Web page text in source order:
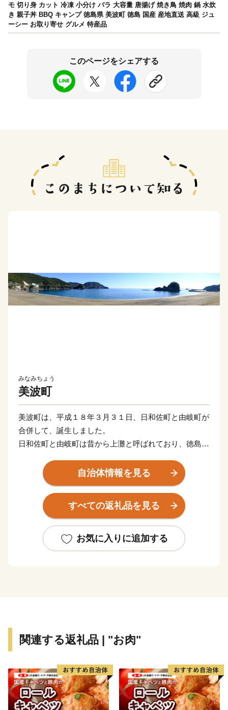
モ 切り身 カット 冷凍 小分け バラ 大容量 唐揚げ 焼き鳥 焼肉 鍋 水炊
き 親子丼 BBQ キャンプ 徳島県 美波町 徳島 国産 産地直送 高級 ジュ
ーシー お取り寄せ グルメ 特産品
このページをシェアする
みなみちょう
美波町
美波町は、平成１８年３月３１日、日和佐町と由岐町が
合併して、誕生しました。
日和佐町と由岐町は昔から上灘と呼ばれており、徳島県
北は阿南市、那賀町、西は牟岐町、海陽町に接し、南東
は太平洋に望み、暖かい黒潮の良好な漁場を有していま
海岸部は、海亀が産卵をする砂浜、陸けい島、離島、海
富んだ海岸線となっており、多くは「室戸阿南海岸国定
公園」に指定され、風光明媚なリアス式海岸となってい
調査）です。
太平洋気候区域にあり、年間の降雨量は約3,000ミリと
いう日本の最多雨地域です。
沿岸では平均気温が約16度になり、真冬でも海水温が
自治体情報を見る
すべての返礼品を見る
お気に入りに追加する
関連する返礼品 | "お肉"